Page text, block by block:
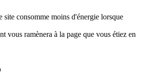
site consomme moins d'énergie lorsque
vous ramènera à la page que vous étiez en